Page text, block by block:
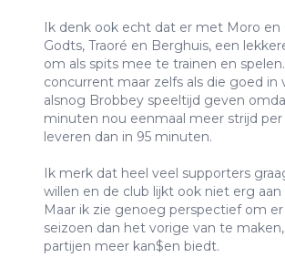
Ik denk ook echt dat er met Moro en
Godts, Traoré en Berghuis, een
om als spits mee te trainen en
concurrent maar zelfs als die goed in
alsnog Brobbey speeltijd geven
minuten nou eenmaal meer strijd
leveren dan in 95 minuten.
Ik merk dat heel veel supporters
willen en de club lijkt ook niet erg
Maar ik zie genoeg perspectief om
seizoen dan het vorige van te
partijen meer kan$en biedt.